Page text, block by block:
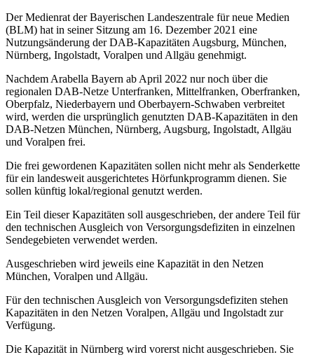
Der Medienrat der Bayerischen Landeszentrale für neue Medien
(BLM) hat in seiner Sitzung am 16. Dezember 2021 eine
Nutzungsänderung der DAB-Kapazitäten Augsburg, München,
Nürnberg, Ingolstadt, Voralpen und Allgäu genehmigt.
Nachdem Arabella Bayern ab April 2022 nur noch über die
regionalen DAB-Netze Unterfranken, Mittelfranken, Oberfranken,
Oberpfalz, Niederbayern und Oberbayern-Schwaben verbreitet
wird, werden die ursprünglich genutzten DAB-Kapazitäten in den
DAB-Netzen München, Nürnberg, Augsburg, Ingolstadt, Allgäu
und Voralpen frei.
Die frei gewordenen Kapazitäten sollen nicht mehr als Senderkette
für ein landesweit ausgerichtetes Hörfunkprogramm dienen. Sie
sollen künftig lokal/regional genutzt werden.
Ein Teil dieser Kapazitäten soll ausgeschrieben, der andere Teil für
den technischen Ausgleich von Versorgungsdefiziten in einzelnen
Sendegebieten verwendet werden.
Ausgeschrieben wird jeweils eine Kapazität in den Netzen
München, Voralpen und Allgäu.
Für den technischen Ausgleich von Versorgungsdefiziten stehen
Kapazitäten in den Netzen Voralpen, Allgäu und Ingolstadt zur
Verfügung.
Die Kapazität in Nürnberg wird vorerst nicht ausgeschrieben. Sie